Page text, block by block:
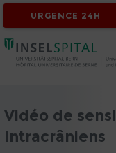
URGENCE 24H
Vidéo de
Intracrâniens